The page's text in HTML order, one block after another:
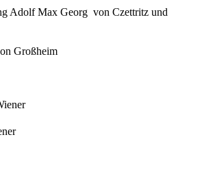
Adolf Max Georg von Czettritz und
Großheim